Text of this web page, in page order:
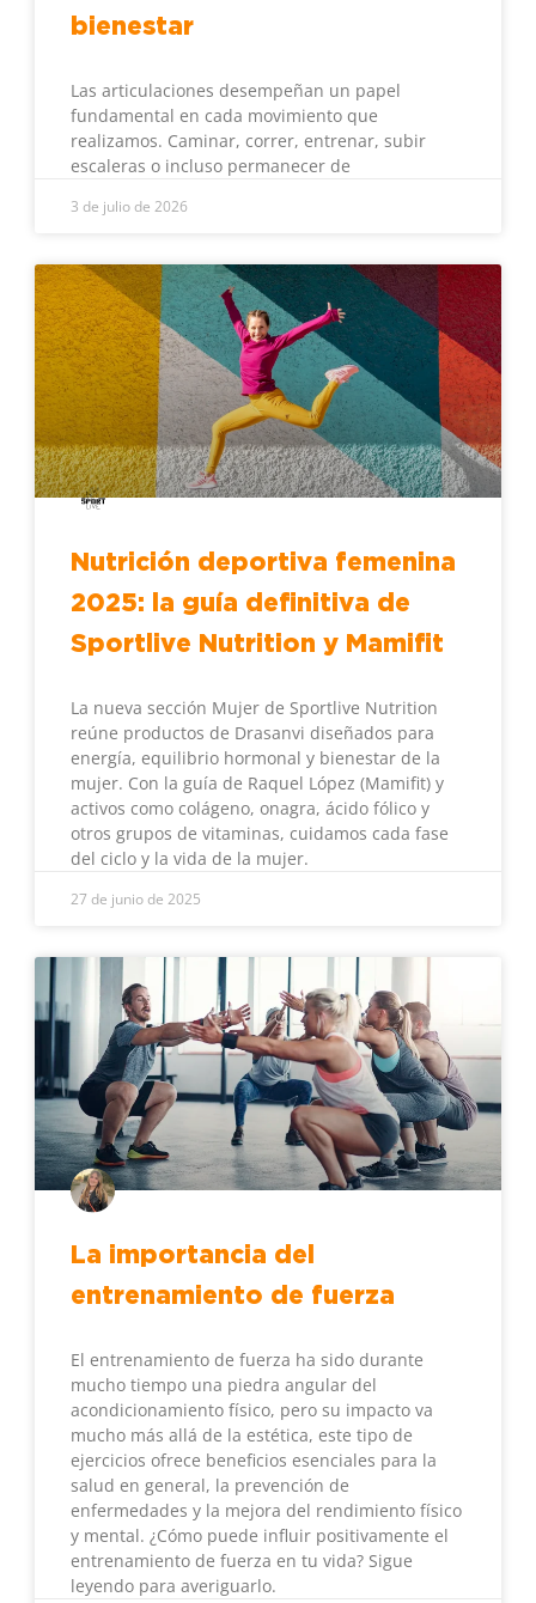
bienestar
Las articulaciones desempeñan un papel
fundamental en cada movimiento que
realizamos. Caminar, correr, entrenar, subir
escaleras o incluso permanecer de
3 de julio de 2026
Nutrición deportiva femenina
2025: la guía definitiva de
Sportlive Nutrition y Mamifit
La nueva sección Mujer de Sportlive Nutrition
reúne productos de Drasanvi diseñados para
energía, equilibrio hormonal y bienestar de la
mujer. Con la guía de Raquel López (Mamifit) y
activos como colágeno, onagra, ácido fólico y
otros grupos de vitaminas, cuidamos cada fase
del ciclo y la vida de la mujer.
27 de junio de 2025
La importancia del
entrenamiento de fuerza
El entrenamiento de fuerza ha sido durante
mucho tiempo una piedra angular del
acondicionamiento físico, pero su impacto va
mucho más allá de la estética, este tipo de
ejercicios ofrece beneficios esenciales para la
salud en general, la prevención de
enfermedades y la mejora del rendimiento físico
y mental. ¿Cómo puede influir positivamente el
entrenamiento de fuerza en tu vida? Sigue
leyendo para averiguarlo.